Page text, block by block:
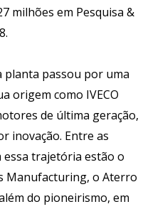
milhões em Pesquisa &
planta passou por uma
origem como IVECO
de última geração,
inovação. Entre as
trajetória estão o
Manufacturing, o Aterro
do pioneirismo, em